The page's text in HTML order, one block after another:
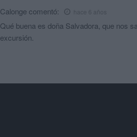
Calonge comentó: hace 6 años
Qué buena es doña Salvadora, que nos
excursión.